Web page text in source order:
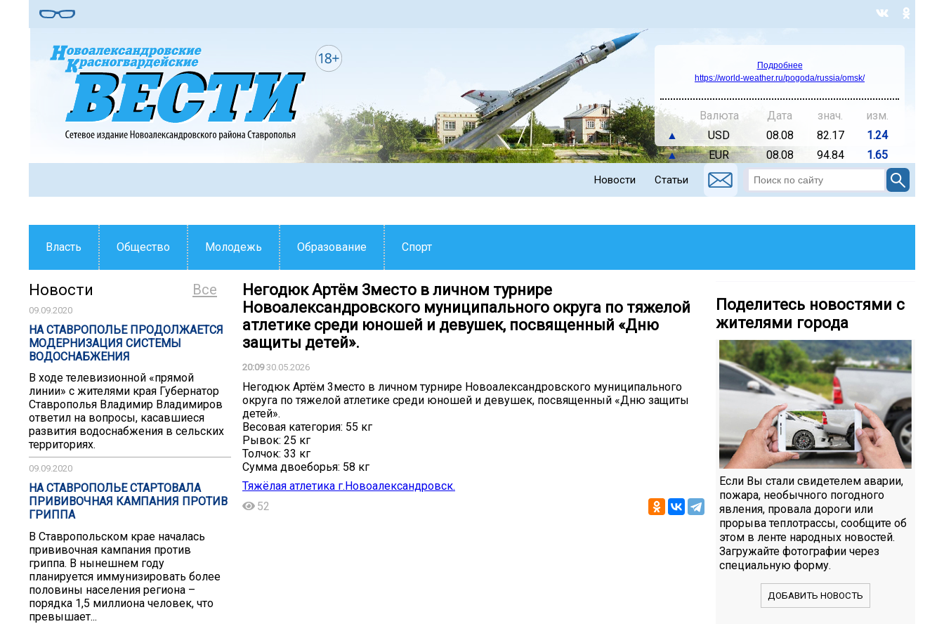
Подробнее
https://world-weather.ru/pogoda/russia/omsk/
Валюта Дата знач.
изм.
▲
USD 08.08 82.17
1.24
▲
EUR 08.08 94.84 1.65
Новости Статьи
Власть Общество Молодежь Образование Спорт
Все
Новости
09.09.2020
НА СТАВРОПОЛЬЕ ПРОДОЛЖАЕТСЯ
МОДЕРНИЗАЦИЯ СИСТЕМЫ
ВОДОСНАБЖЕНИЯ
В ходе телевизионной «прямой
линии» с жителями края Губернатор
Ставрополья Владимир Владимиров
ответил на вопросы, касавшиеся
развития водоснабжения в сельских
территориях.
09.09.2020
НА СТАВРОПОЛЬЕ СТАРТОВАЛА
ПРИВИВОЧНАЯ КАМПАНИЯ ПРОТИВ
ГРИППА
В Ставропольском крае началась
прививочная кампания против
гриппа. В нынешнем году
планируется иммунизировать более
половины населения региона –
порядка 1,5 миллиона человек, что
превышает...
Негодюк Артём 3место в личном турнире
Новоалександровского муниципального округа по тяжелой
атлетике среди юношей и девушек, посвященный «Дню
защиты детей».
20:0930.05.2026
Негодюк Артём 3место в личном турнире Новоалександровского муниципального
округа по тяжелой атлетике среди юношей и девушек, посвященный «Дню защиты
детей».
Весовая категория: 55 кг
Рывок: 25 кг
Толчок: 33 кг
Сумма двоеборья: 58 кг
Тяжёлая атлетика г.Новоалександровск.
52
Поделитесь новостями с
жителями города
Если Вы стали свидетелем аварии,
пожара, необычного погодного
явления, провала дороги или
прорыва теплотрассы, сообщите об
этом в ленте народных новостей.
Загружайте фотографии через
специальную форму.
ДОБАВИТЬ НОВОСТЬ